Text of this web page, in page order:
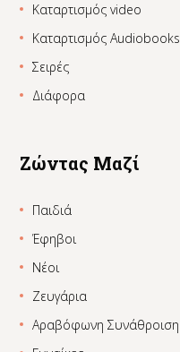
Καταρτισμός video
Καταρτισμός Audiobooks
Σειρές
Διάφορα
Ζώντας Μαζί
Παιδιά
Έφηβοι
Νέοι
Ζευγάρια
Αραβόφωνη Συνάθροιση